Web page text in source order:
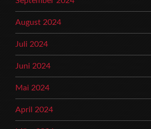
August 2024
Juli 2024
Juni 2024
Mai 2024
April 2024